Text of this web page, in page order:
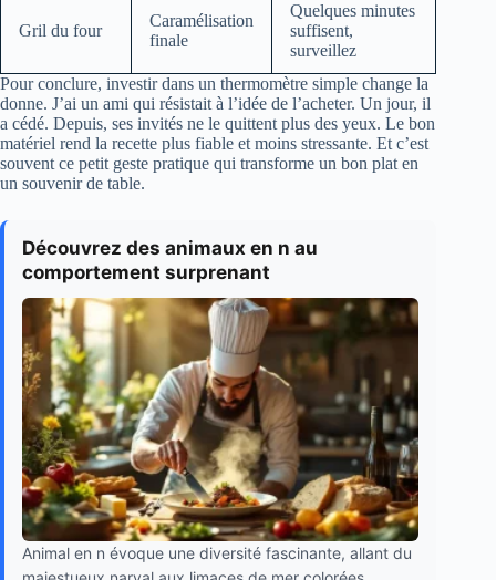
Gril du four
Caramélisation
finale
Quelques minutes
suffisent,
surveillez
Pour conclure, investir dans un thermomètre simple change la
donne. J’ai un ami qui résistait à l’idée de l’acheter. Un jour, il
a cédé. Depuis, ses invités ne le quittent plus des yeux. Le bon
matériel rend la recette plus fiable et moins stressante. Et c’est
souvent ce petit geste pratique qui transforme un bon plat en
un souvenir de table.
Découvrez des animaux en n au
comportement surprenant
Animal en n évoque une diversité fascinante, allant du